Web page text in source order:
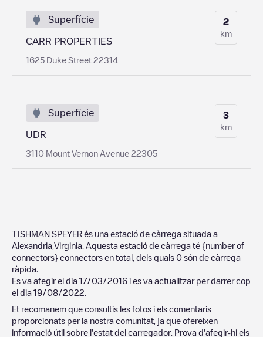
Superfície
CARR PROPERTIES
1625 Duke Street 22314
2
km
Superfície
UDR
3110 Mount Vernon Avenue 22305
3
km
TISHMAN SPEYER és una estació de càrrega situada a
Alexandria Virginia . Aquesta estació de càrrega té {number of
connectors} connectors en total, dels quals 0 són de càrrega
ràpida.
Es va afegir el dia 17/03/2016 i es va actualitzar per darrer cop
el dia 19/08/2022
Et recomanem que consultis les fotos i els comentaris
proporcionats per la nostra comunitat, ja que ofereixen
informació útil sobre l'estat del carregador. Prova d'afegir-hi els